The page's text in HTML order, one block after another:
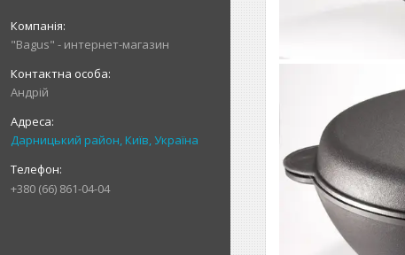
"Bagus" - интернет-магазин
Андрій
Дарницький район, Київ, Україна
+380 (66) 861-04-04